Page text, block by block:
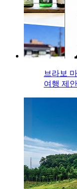
브라보
여행 제안